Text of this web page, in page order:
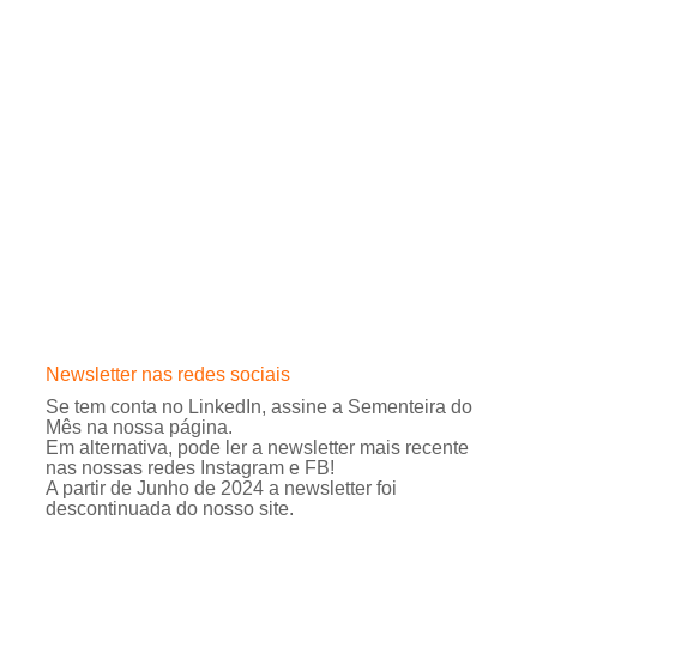
Newsletter nas redes sociais
Se tem conta no LinkedIn, assine a Sementeira do
Mês na nossa página.
Em alternativa, pode ler a newsletter mais recente
nas nossas redes Instagram e FB!
A partir de Junho de 2024 a newsletter foi
descontinuada do nosso site.